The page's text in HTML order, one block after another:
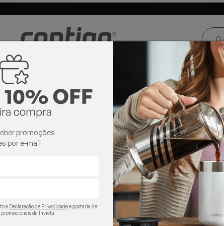
e Centro-
Loja oficialInvicta® no Brasil
térmicos
promoções
por e-mail
a Declaração de Privacidadee gostaria de
da Invicta